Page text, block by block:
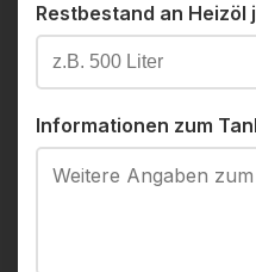
Restbestand an Heizöl
Informationen zum